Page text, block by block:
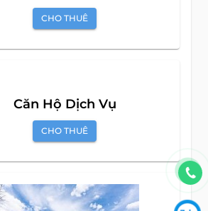
CHO THUÊ
Căn Hộ Dịch Vụ
CHO THUÊ